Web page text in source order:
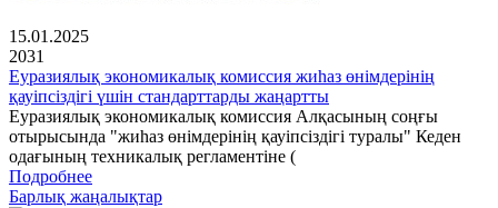
15.01.2025
2031
Еуразиялық экономикалық комиссия жиһаз өнімдерінің
қауіпсіздігі үшін стандарттарды жаңартты
Еуразиялық экономикалық комиссия Алқасының соңғы
отырысында "жиһаз өнімдерінің қауіпсіздігі туралы" Кеден
одағының техникалық регламентіне (
Подробнее
Барлық жаңалықтар